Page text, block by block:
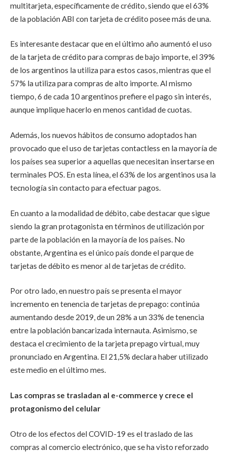
multitarjeta, específicamente de crédito, siendo que el 63%
de la población ABI con tarjeta de crédito posee más de una.
Es interesante destacar que en el último año aumentó el uso
de la tarjeta de crédito para compras de bajo importe, el 39%
de los argentinos la utiliza para estos casos, mientras que el
57% la utiliza para compras de alto importe. Al mismo
tiempo, 6 de cada 10 argentinos prefiere el pago sin interés,
aunque implique hacerlo en menos cantidad de cuotas.
Además, los nuevos hábitos de consumo adoptados han
provocado que el uso de tarjetas contactless en la mayoría de
los países sea superior a aquellas que necesitan insertarse en
terminales POS. En esta línea, el 63% de los argentinos usa la
tecnología sin contacto para efectuar pagos.
En cuanto a la modalidad de débito, cabe destacar que sigue
siendo la gran protagonista en términos de utilización por
parte de la población en la mayoría de los países. No
obstante, Argentina es el único país donde el parque de
tarjetas de débito es menor al de tarjetas de crédito.
Por otro lado, en nuestro país se presenta el mayor
incremento en tenencia de tarjetas de prepago: continúa
aumentando desde 2019, de un 28% a un 33% de tenencia
entre la población bancarizada internauta. Asimismo, se
destaca el crecimiento de la tarjeta prepago virtual, muy
pronunciado en Argentina. El 21,5% declara haber utilizado
este medio en el último mes.
Las compras se trasladan al e-commerce y crece el
protagonismo del celular
Otro de los efectos del COVID-19 es el traslado de las
compras al comercio electrónico, que se ha visto reforzado